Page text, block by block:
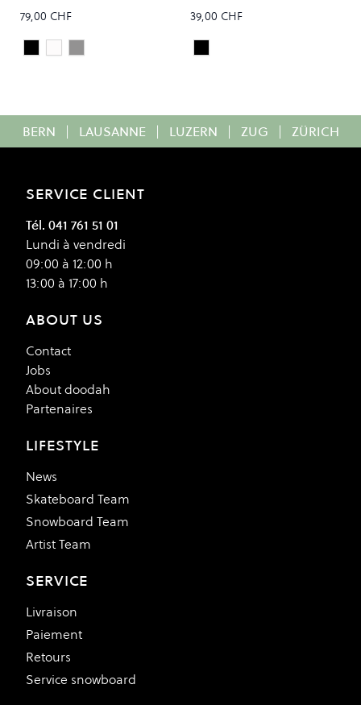
79,00 CHF
Colour
Black Satin
White Satin
Paynes Grey Satin
39,00 CHF
Colour
Black
BERN | LAUSANNE | LUZERN | ZUG | ZÜRICH
SERVICE CLIENT
Tél. 041 761 51 01
Lundi à vendredi
09:00 à 12:00 h
13:00 à 17:00 h
ABOUT US
Contact
Jobs
About doodah
Partenaires
LIFESTYLE
News
Skateboard Team
Snowboard Team
Artist Team
SERVICE
Livraison
Paiement
Retours
Service snowboard